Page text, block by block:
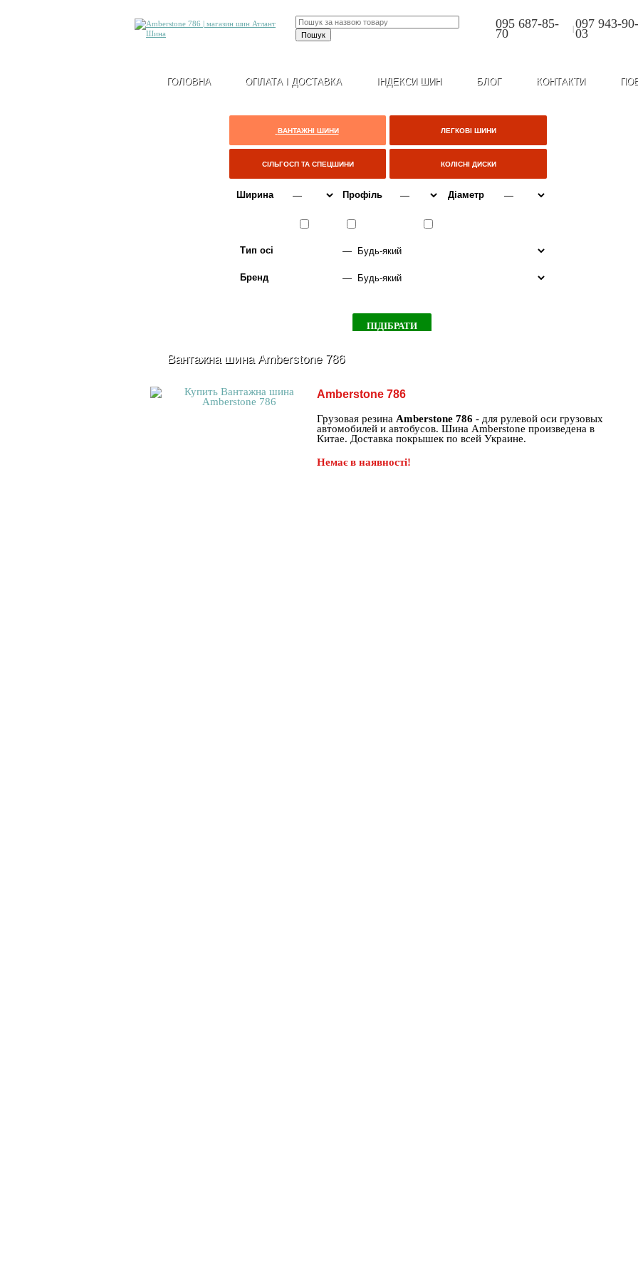
095 687-85-
70 |097 943-90-
03
ГОЛОВНА ОПЛАТА І ДОСТАВКА ІНДЕКСИ ШИН БЛОГ КОНТАКТИ
ВАНТАЖНІ ШИНИ ЛЕГКОВІ ШИНИ
СІЛЬГОСП ТА СПЕЦШИНИ КОЛІСНІ ДИСКИ
Ширина Профіль Діаметр
Тип осі
Бренд
Вантажна шина Amberstone 786
Amberstone 786
Грузовая резина Amberstone 786 - для рулевой оси грузовых
автомобилей и автобусов. Шина Amberstone произведена в
Китае. Доставка покрышек по всей Украине.
Немає в наявності!